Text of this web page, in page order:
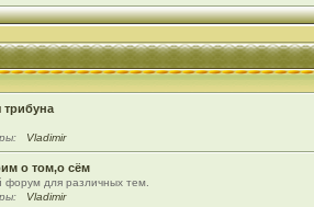
Vladimir
о том,о сём
форум для различных тем.
Vladimir